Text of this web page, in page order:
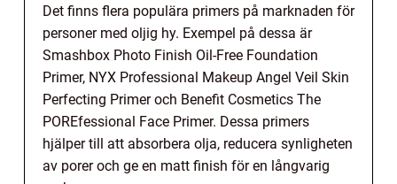
Det finns flera populära primers på marknaden för
personer med oljig hy. Exempel på dessa är
Smashbox Photo Finish Oil-Free Foundation
Primer, NYX Professional Makeup Angel Veil Skin
Perfecting Primer och Benefit Cosmetics The
POREfessional Face Primer. Dessa primers
hjälper till att absorbera olja, reducera synligheten
av porer och ge en matt finish för en långvarig